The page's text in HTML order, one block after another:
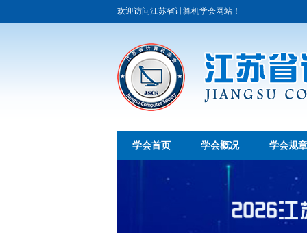
欢迎访问江苏省计算机学会网站！
学会首页 学会概况 学会规章